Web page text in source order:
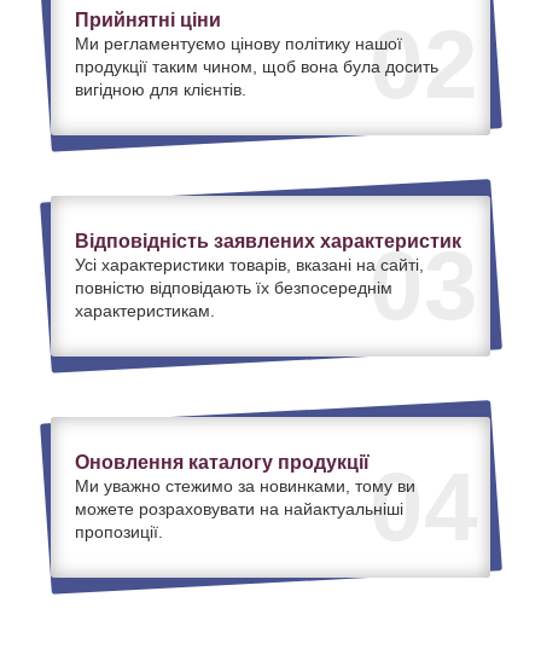
02
Прийнятні ціни
Ми регламентуємо цінову політику нашої
продукції таким чином, щоб вона була досить
вигідною для клієнтів.
03
Відповідність заявлених характеристик
Усі характеристики товарів, вказані на сайті,
повністю відповідають їх безпосереднім
характеристикам.
04
Оновлення каталогу продукції
Ми уважно стежимо за новинками, тому ви
можете розраховувати на найактуальніші
пропозиції.